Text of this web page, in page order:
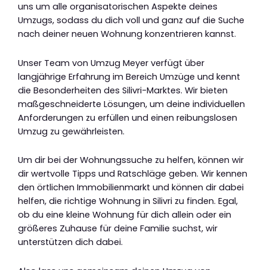
uns um alle organisatorischen Aspekte deines
Umzugs, sodass du dich voll und ganz auf die Suche
nach deiner neuen Wohnung konzentrieren kannst.
Unser Team von Umzug Meyer verfügt über
langjährige Erfahrung im Bereich Umzüge und kennt
die Besonderheiten des Silivri-Marktes. Wir bieten
maßgeschneiderte Lösungen, um deine individuellen
Anforderungen zu erfüllen und einen reibungslosen
Umzug zu gewährleisten.
Um dir bei der Wohnungssuche zu helfen, können wir
dir wertvolle Tipps und Ratschläge geben. Wir kennen
den örtlichen Immobilienmarkt und können dir dabei
helfen, die richtige Wohnung in Silivri zu finden. Egal,
ob du eine kleine Wohnung für dich allein oder ein
größeres Zuhause für deine Familie suchst, wir
unterstützen dich dabei.